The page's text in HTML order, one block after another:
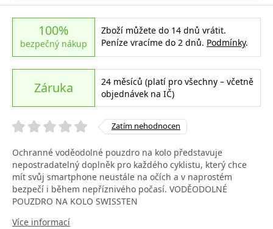
100%
bezpečný nákup
Zboží můžete do 14 dnů vrátit.
Peníze vracíme do 2 dnů. Podmínky.
Záruka
24 měsíců (platí pro všechny – včetně
objednávek na IČ)
Zatím nehodnocen
Ochranné voděodolné pouzdro na kolo představuje
nepostradatelný doplněk pro každého cyklistu, který chce
mít svůj smartphone neustále na očích a v naprostém
bezpečí i během nepříznivého počasí. VODĚODOLNÉ
POUZDRO NA KOLO SWISSTEN
Více informací